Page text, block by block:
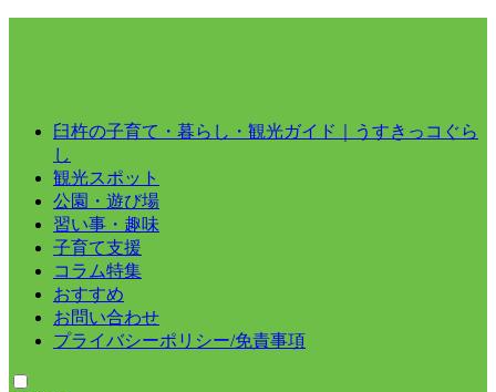
臼杵の子育て・暮らし・観光ガイド｜うすきっコぐら
し
観光スポット
公園・遊び場
習い事・趣味
子育て支援
コラム特集
おすすめ
お問い合わせ
プライバシーポリシー/免責事項